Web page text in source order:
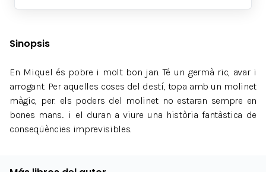
Sinopsis
En Miquel és pobre i molt bon jan. Té un germà ric, avar i
arrogant. Per aquelles coses del destí, topa amb un molinet
màgic, per. els poders del molinet no estaran sempre en
bones mans... i el duran a viure una història fantàstica de
conseqüències imprevisibles.